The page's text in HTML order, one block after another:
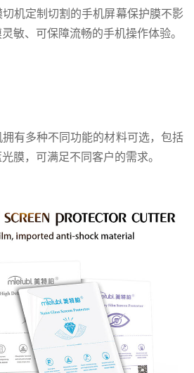
机定制切割的手机屏幕保护膜不影
敏、可保障流畅的手机操作体验。
有多种不同功能的材料可选，包括
膜，可满足不同客户的需求。